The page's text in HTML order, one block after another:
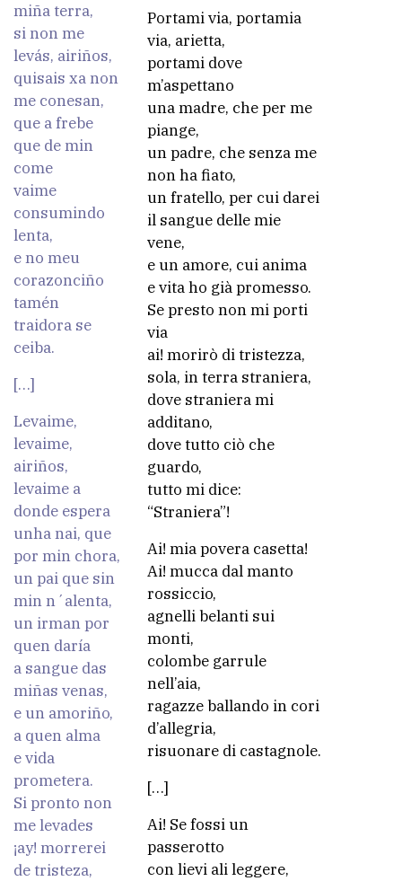
miña terra,
si non me
levás, airiños,
quisais xa non
me conesan,
que a frebe
que de min
come
vaime
consumindo
lenta,
e no meu
corazonciño
tamén
traidora se
ceiba.
[…]
Levaime,
levaime,
airiños,
levaime a
donde espera
unha nai, que
por min chora,
un pai que sin
min n´alenta,
un irman por
quen daría
a sangue das
miñas venas,
e un amoriño,
a quen alma
e vida
prometera.
Si pronto non
me levades
¡ay! morrerei
de tristeza,
Portami via, portamia
via, arietta,
portami dove
m’aspettano
una madre, che per me
piange,
un padre, che senza me
non ha fiato,
un fratello, per cui darei
il sangue delle mie
vene,
e un amore, cui anima
e vita ho già promesso.
Se presto non mi porti
via
ai! morirò di tristezza,
sola, in terra straniera,
dove straniera mi
additano,
dove tutto ciò che
guardo,
tutto mi dice:
“Straniera”!
Ai! mia povera casetta!
Ai! mucca dal manto
rossiccio,
agnelli belanti sui
monti,
colombe garrule
nell’aia,
ragazze ballando in cori
d’allegria,
risuonare di castagnole.
[…]
Ai! Se fossi un
passerotto
con lievi ali leggere,